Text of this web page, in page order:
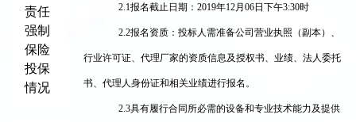
责任
强制
保险
投保
情况
2.1报名截止日期：2019年12月06日下午3:30时
2.2报名资质：投标人需准备公司营业执照（副本）、
行业许可证、代理厂家的资质信息及授权书、业绩、法人委托
书、代理人身份证和相关业绩进行报名。
2.3具有履行合同所必需的设备和专业技术能力及提供